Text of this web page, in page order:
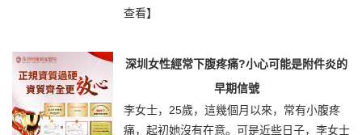
查看】
深圳女性經常下腹疼痛?小心可能是附件炎的
早期信號
李女士，25歲，這幾個月以來，常有小腹疼
痛，起初她沒有在意。可是近些日子，李女士